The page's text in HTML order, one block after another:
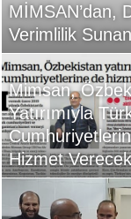
MİMSAN’dan,
Verimlilik
Mimsan,
Yatırımıyla
Hizmet